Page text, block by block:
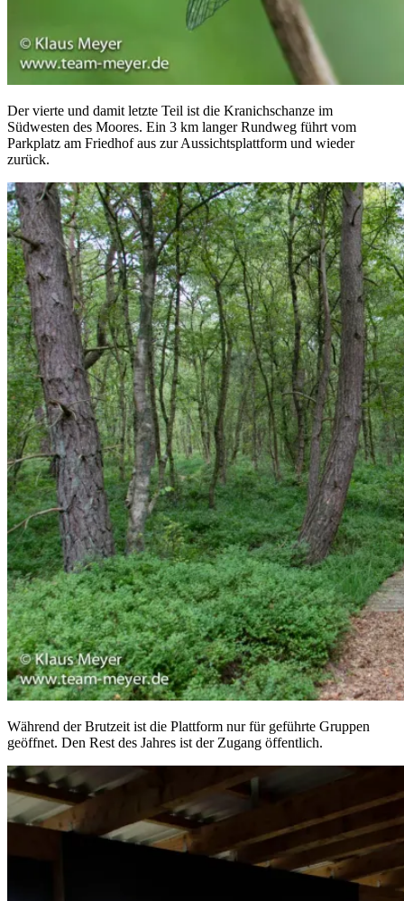
Der vierte und damit letzte Teil ist die Kranichschanze im
Südwesten des Moores. Ein 3 km langer Rundweg führt vom
Parkplatz am Friedhof aus zur Aussichtsplattform und wieder
zurück.
Während der Brutzeit ist die Plattform nur für geführte Gruppen
geöffnet. Den Rest des Jahres ist der Zugang öffentlich.